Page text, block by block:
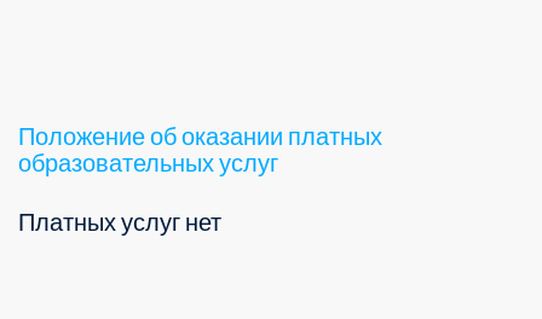
Положение об оказании платных
образовательных услуг
Платных услуг нет